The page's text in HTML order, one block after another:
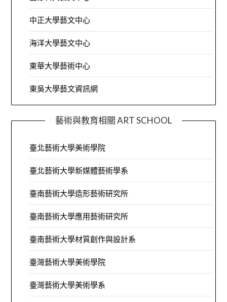
中正大學藝文中心
海洋大學藝文中心
東華大學藝術中心
東吳大學藝文資訊網
藝術與教育相關 ART SCHOOL
臺北藝術大學美術學院
臺北藝術大學新媒體藝術學系
臺南藝術大學造形藝術研究所
臺南藝術大學應用藝術研究所
臺南藝術大學材質創作與設計系
臺灣藝術大學美術學院
臺灣藝術大學美術學系